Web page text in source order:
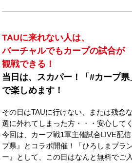
TAUに来れない人は、
バーチャルでもカープの試合が
観戦できる！
当日は、スカパー！「#カープ
で楽しめます！
その日はTAUに行けない、または残念
選に外れてしまった方・・・安心して
今回は、カープ戦1軍主催試合LIVE配
プ県』とコラボ開催！「ひろしまブラ
ー』として、この日はなんと無料でご